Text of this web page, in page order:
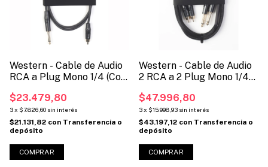
Western - Cable de Audio
RCA a Plug Mono 1/4 (Cod:
$23.479,80
3x $7.826,60 sin interés
$21.131,82 con Transferencia o
depósito
COMPRAR
Western - Cable de Audio
2 RCA a 2 Plug Mono 1/4
$47.996,80
3x $15.998,93 sin interés
$43.197,12 con Transferencia o
depósito
COMPRAR